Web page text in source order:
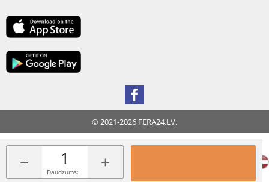
− +
Daudzums:
© 2021-2026 FERA24.LV.
FERA INTERNATIONAL: